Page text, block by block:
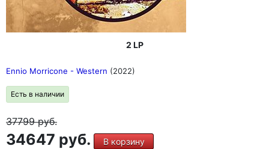
2 LP
Ennio Morricone - Western (2022)
Есть в наличии
37799руб.
34647 руб. В корзину